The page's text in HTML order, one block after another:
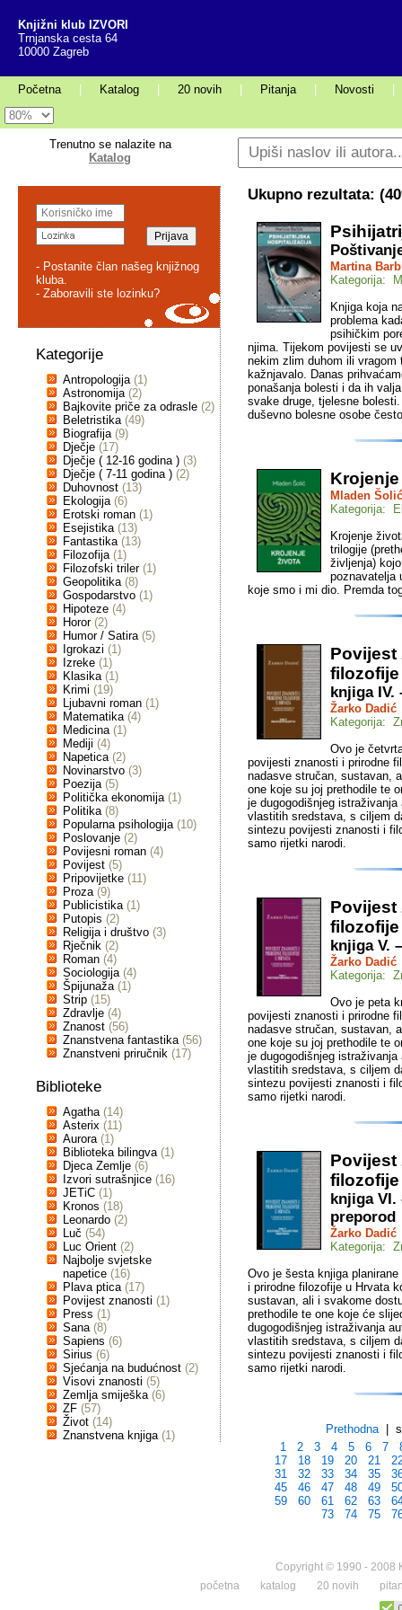
Knjižni klub IZVORI
Trnjanska cesta 64
10000 Zagreb
Početna Katalog 20 novih Pitanja Novosti
Trenutno se nalazite na
Katalog
- Postanite član našeg knjižnog
kluba.
- Zaboravili ste lozinku?
Kategorije
Antropologija (1)
Astronomija (2)
Bajkovite priče za odrasle (2)
Beletristika (49)
Biografija (9)
Dječje (17)
Dječje ( 12-16 godina ) (3)
Dječje ( 7-11 godina ) (2)
Duhovnost (13)
Ekologija (6)
Erotski roman (1)
Esejistika (13)
Fantastika (13)
Filozofija (1)
Filozofski triler (1)
Geopolitika (8)
Gospodarstvo (1)
Hipoteze (4)
Horor (2)
Humor / Satira (5)
Igrokazi (1)
Izreke (1)
Klasika (1)
Krimi (19)
Ljubavni roman (1)
Matematika (4)
Medicina (1)
Mediji (4)
Napetica (2)
Novinarstvo (3)
Poezija (5)
Politička ekonomija (1)
Politika (8)
Popularna psihologija (10)
Poslovanje (2)
Povijesni roman (4)
Povijest (5)
Pripovijetke (11)
Proza (9)
Publicistika (1)
Putopis (2)
Religija i društvo (3)
Rječnik (2)
Roman (4)
Sociologija (4)
Špijunaža (1)
Strip (15)
Zdravlje (4)
Znanost (56)
Znanstvena fantastika (56)
Znanstveni priručnik (17)
Biblioteke
Agatha (14)
Asterix (11)
Aurora (1)
Biblioteka bilingva (1)
Djeca Zemlje (6)
Izvori sutrašnjice (16)
JETiC (1)
Kronos (18)
Leonardo (2)
Luč (54)
Luc Orient (2)
Najbolje svjetske
napetice (16)
Plava ptica (17)
Povijest znanosti (1)
Press (1)
Sana (8)
Sapiens (6)
Sirius (6)
Sjećanja na budućnost (2)
Visovi znanosti (5)
Zemlja smiješka (6)
ZF (57)
Život (14)
Znanstvena knjiga (1)
Ukupno rezultata: (
Martina
Kategorija:
Knjiga koja
problema
psihičkim
njima. Tijekom povijesti se
nekim zlim duhom ili
kažnjavalo. Danas
ponašanja bolesti i da ih
svake druge, tjelesne
duševno bolesne osobe
Mladen Šolić
Kategorija:
Krojenje
trilogije
življenja)
poznavatelja
koje smo i mi dio. Premda
Povijest
filozofije
knjiga
Žarko Dadić
Kategorija:
Ovo je
povijesti znanosti i prirodne
nadasve stručan, sustavan,
one koje su joj prethodile te
je dugogodišnjeg
vlastitih sredstava, s ciljem
sintezu povijesti znanosti i
samo rijetki narodi.
Povijest
filozofije
knjiga V.
Žarko Dadić
Kategorija:
Ovo je peta
povijesti znanosti i prirodne
nadasve stručan, sustavan,
one koje su joj prethodile te
je dugogodišnjeg
vlastitih sredstava, s ciljem
sintezu povijesti znanosti i
samo rijetki narodi.
Povijest
filozofije
knjiga
preporod
Žarko Dadić
Kategorija:
Ovo je šesta knjiga
i prirodne filozofije u Hrvata
sustavan, ali i svakome
prethodile te one koje će
dugogodišnjeg istraživanja
vlastitih sredstava, s ciljem
sintezu povijesti znanosti i
samo rijetki narodi.
Prethodna|
1
2 3 4 5 6 7
17
18 19 20 21
31
32 33 34 35
45
46 47 48 49
59
60 61 62 63
73
74 75
Copyright © 1990 - 2008
početna
katalog 20 novih